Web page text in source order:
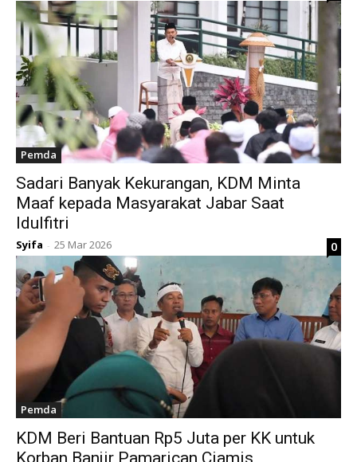
Pemda
Sadari Banyak Kekurangan, KDM Minta
Maaf kepada Masyarakat Jabar Saat
Idulfitri
Syifa - 25 Mar 2026 0
Pemda
KDM Beri Bantuan Rp5 Juta per KK untuk
Korban Banjir Pamarican Ciamis